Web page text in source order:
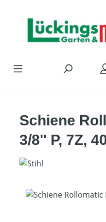
Schiene
3/8'' P, 7Z,
Bildergalerie überspringen